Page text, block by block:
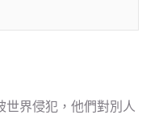
世界侵犯，他們對別人